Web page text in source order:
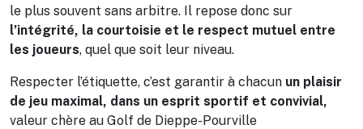
le plus souvent sans arbitre. Il repose donc sur
l’intégrité, la courtoisie et le respect mutuel entre
les joueurs, quel que soit leur niveau.
Respecter l’étiquette, c’est garantir à chacun un plaisir
de jeu maximal, dans un esprit sportif et convivial,
valeur chère au Golf de Dieppe-Pourville